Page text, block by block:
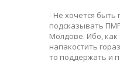
- Не хочется быть
подсказывать
Молдове. Ибо, как
напакостить
то поддержать и